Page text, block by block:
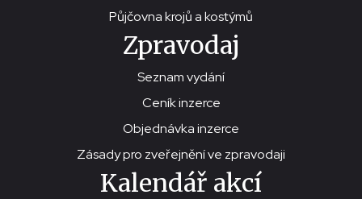
Půjčovna krojů a kostýmů
Zpravodaj
Seznam vydání
Ceník inzerce
Objednávka inzerce
Zásady pro zveřejnění ve zpravodaji
Kalendář akcí